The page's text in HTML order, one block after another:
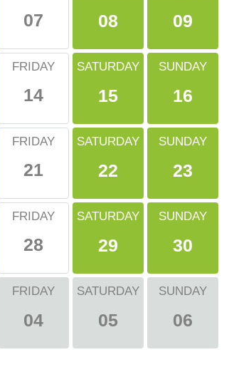
07 08 09
FRIDAY
14
SATURDAY
15
SUNDAY
16
FRIDAY
21
SATURDAY
22
SUNDAY
23
FRIDAY
28
SATURDAY
29
SUNDAY
30
FRIDAY
04
SATURDAY
05
SUNDAY
06